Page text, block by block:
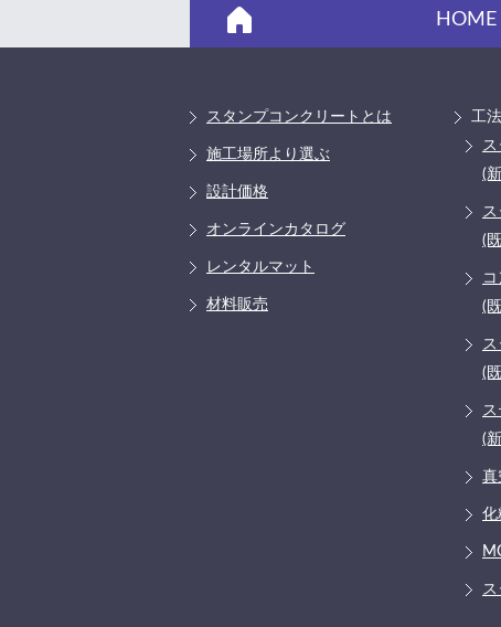
HOME
スタンプコンクリートとは
施工場所より選ぶ
設計価格
オンラインカタログ
レンタルマット
材料販売
工
ス
(
ス
(
(
(
ス
(
真
化